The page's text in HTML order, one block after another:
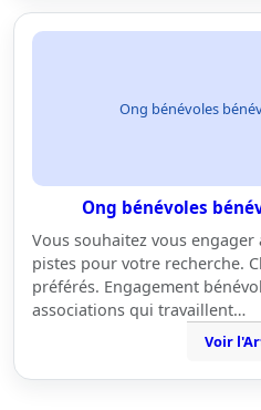
Ong bénévoles
Ong bénévoles
Vous souhaitez vous engager
pistes pour votre recherche.
préférés. Engagement
associations qui travaillent…
Voir